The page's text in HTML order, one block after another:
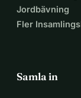
Jordbävning
Fler
Samla in